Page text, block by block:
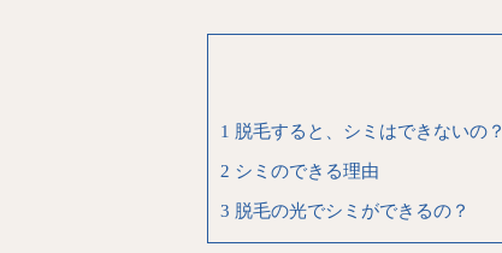
1 脱毛すると、シミはできないの？
2 シミのできる理由
3 脱毛の光でシミができるの？